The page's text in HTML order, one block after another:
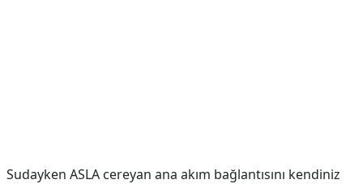
Sudayken ASLA cereyan ana akım bağlantısını kendiniz